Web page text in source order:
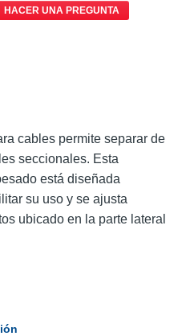
HACER UNA PREGUNTA
cables permite separar de
seccionales. Esta
está diseñada
su uso y se ajusta
ubicado en la parte lateral